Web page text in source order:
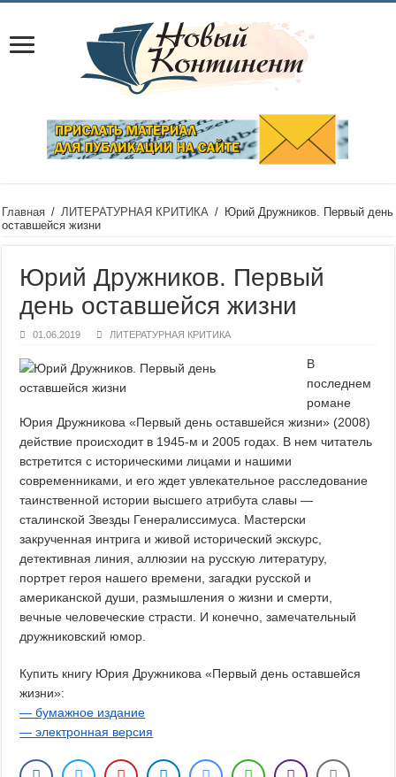
Главная / ЛИТЕРАТУРНАЯ КРИТИКА / Юрий Дружников. Первый день
оставшейся жизни
Юрий Дружников. Первый
день оставшейся жизни
01.06.2019 ЛИТЕРАТУРНАЯ КРИТИКА
В
последнем
романе
Юрия Дружникова «Первый день оставшейся жизни» (2008)
действие происходит в 1945-м и 2005 годах. В нем читатель
встретится с историческими лицами и нашими
современниками, и его ждет увлекательное расследование
таинственной истории высшего атрибута славы —
сталинской Звезды Генералиссимуса. Мастерски
закрученная интрига и живой исторический экскурс,
детективная линия, аллюзии на русскую литературу,
портрет героя нашего времени, загадки русской и
американской души, размышления о жизни и смерти,
вечные человеческие страсти. И конечно, замечательный
дружниковский юмор.
Купить книгу Юрия Дружникова «Первый день оставшейся
жизни»:
— бумажное издание
— электронная версия